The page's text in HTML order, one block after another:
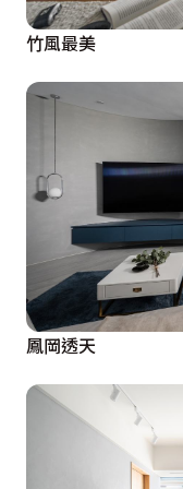
竹風最美
鳳岡透天